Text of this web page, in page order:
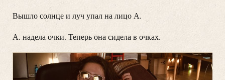
Вышло солнце и луч упал на лицо А.
А. надела очки. Теперь она сидела в очках.